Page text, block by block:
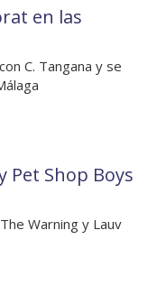
en las
C. Tangana y se
Pet Shop Boys
Warning y Lauv